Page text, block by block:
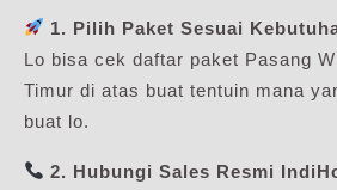
1. Pilih Paket Sesuai
Lo bisa cek daftar paket Pasang
Timur di atas buat tentuin mana
buat lo.
2. Hubungi Sales Resmi